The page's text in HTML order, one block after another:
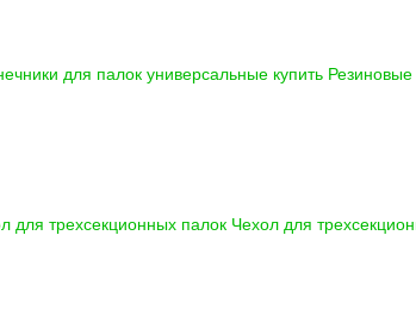
для палок универсальные купить
для трехсекционных палок Чехол для